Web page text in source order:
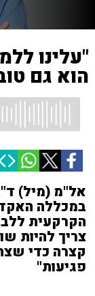
"עלינו
הוא גם
אל"מ (מיל)
במכללה
הקרקעית
צריך להיות
קצרה כדי
פגיעות"